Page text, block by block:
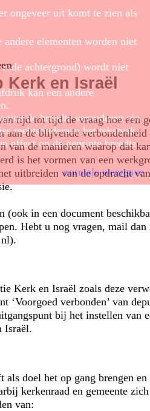
ongeveer uit komt te zien als
andere elementen worden niet
achtergrond) wordt niet
kan een andere
de breedte veranderen via
rechtsonderaan het tekstvak,
effect op de geprinte breedte.
normale weergave
Kerk en Israël
tijd tot tijd de vraag hoe een
aan de blijvende verbondenheid
van de manieren waarop dat
is het vormen van een
uitbreiden van de opdracht
(ook in een document
Hebt u nog vragen, mail dan
).
Kerk en Israël zoals deze
‘Voorgoed verbonden’van
bij het instellen van
Israël.
als doel het op gang brengen en
kerkenraad en gemeente
van: